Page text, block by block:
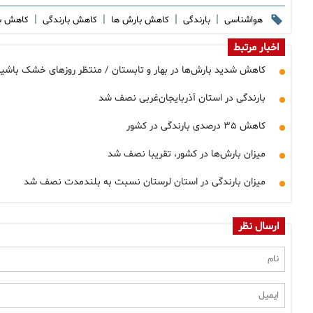
هواشناسی | بارندگی | کاهش بارش ها | کاهش بارندگی | کاهش
اخبار مرتبط
کاهش شدید بارش‌ها در بهار و تابستان / منتظر روزهای خشک
بارندگی در استان آذربایجان‌غربی نصف شد
کاهش ۳۵ درصدی بارندگی در کشور
میزان بارش‌ها در کشور، تقریبا نصف شد
میزان بارندگی در استان لرستان نسبت به بلندمدت نصف شد
ارسال نظر